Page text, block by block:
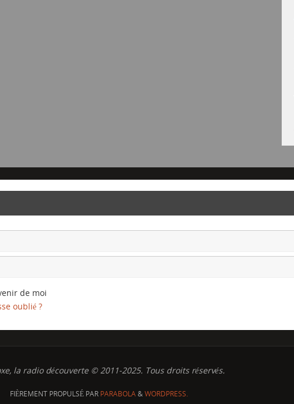
de moi
oublié ?
la radio découverte © 2011-2025. Tous droits réservés.
FIÈREMENT PROPULSÉ PAR PARABOLA&WORDPRESS.